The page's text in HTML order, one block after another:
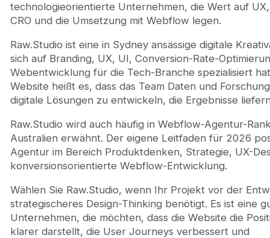
technologieorientierte Unternehmen, die Wert auf
CRO und die Umsetzung mit Webflow legen.
Raw.Studio ist eine in Sydney ansässige digitale
sich auf Branding, UX, UI, Conversion-Rate-
Webentwicklung für die Tech-Branche spezialisiert
Website heißt es, dass das Team Daten und
digitale Lösungen zu entwickeln, die Ergebnisse
Raw.Studio wird auch häufig in Webflow-Agentur-
Australien erwähnt. Der eigene Leitfaden für 2026
Agentur im Bereich Produktdenken, Strategie, UX-
konversionsorientierte Webflow-Entwicklung.
Wählen Sie Raw.Studio, wenn Ihr Projekt vor der
strategischeres Design-Thinking benötigt. Es ist eine
Unternehmen, die möchten, dass die Website die
klarer darstellt, die User Journeys verbessert und